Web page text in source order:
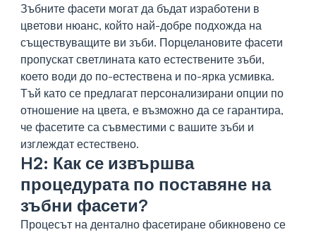
Зъбните фасети могат да бъдат изработени в
цветови нюанс, който най-добре подхожда на
съществуващите ви зъби. Порцелановите фасети
пропускат светлината като естествените зъби,
което води до по-естествена и по-ярка усмивка.
Тъй като се предлагат персонализирани опции по
отношение на цвета, е възможно да се гарантира,
че фасетите са съвместими с вашите зъби и
изглеждат естествено.
H2: Как се извършва
процедурата по поставяне на
зъбни фасети?
Процесът на дентално фасетиране обикновено се